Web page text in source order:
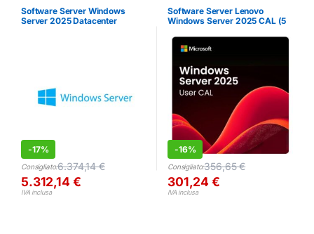
Software Server Windows
Server 2025 Datacenter
-17%
Consigliato:6.374,14€
5.312,14 €
IVA inclusa
Software Server Lenovo
Windows Server 2025 CAL (5
-16%
Consigliato:356,65€
301,24€
IVA inclusa